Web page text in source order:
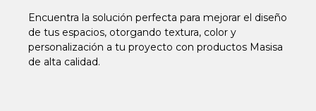
Encuentra la solución perfecta para mejorar el diseño
de tus espacios, otorgando textura, color y
personalización a tu proyecto con productos Masisa
de alta calidad.